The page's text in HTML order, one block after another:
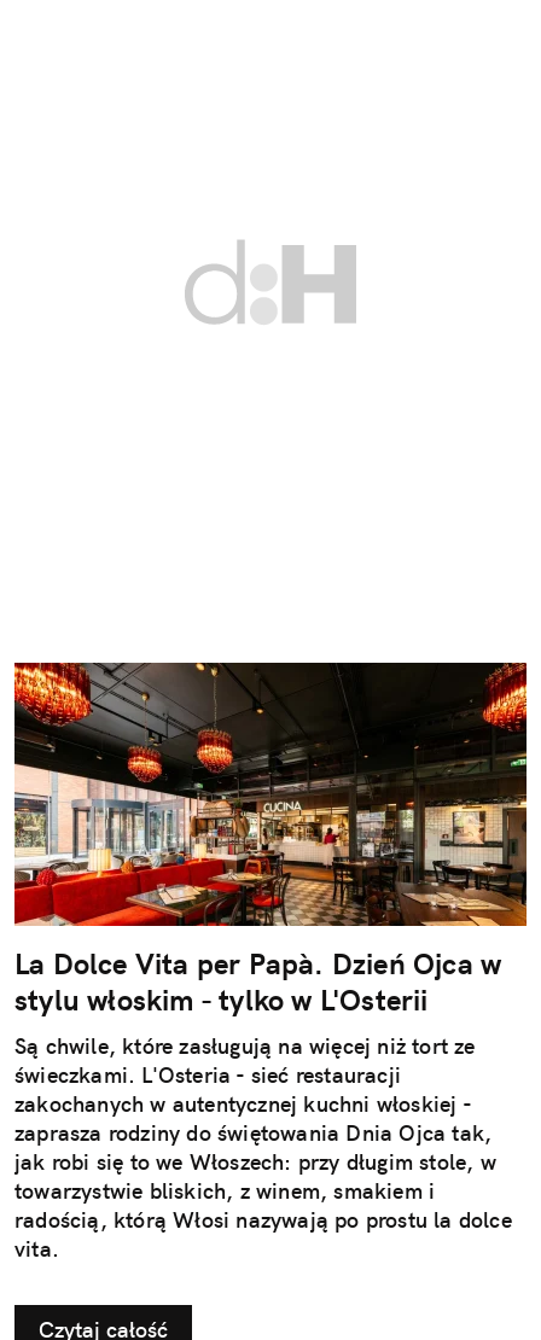
La Dolce Vita per Papà. Dzień Ojca w
stylu włoskim - tylko w L'Osterii
Są chwile, które zasługują na więcej niż tort ze
świeczkami. L'Osteria - sieć restauracji
zakochanych w autentycznej kuchni włoskiej -
zaprasza rodziny do świętowania Dnia Ojca tak,
jak robi się to we Włoszech: przy długim stole, w
towarzystwie bliskich, z winem, smakiem i
radością, którą Włosi nazywają po prostu la dolce
vita.
Czytaj całość